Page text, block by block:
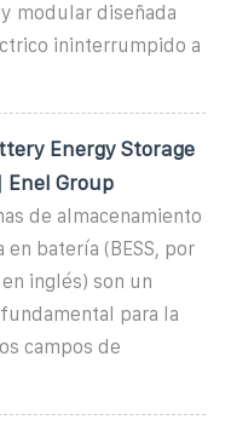
modular diseñada
ininterrumpido a
Energy Storage
Enel Group
de almacenamiento
en batería (BESS, por
inglés) son un
para la
campos de